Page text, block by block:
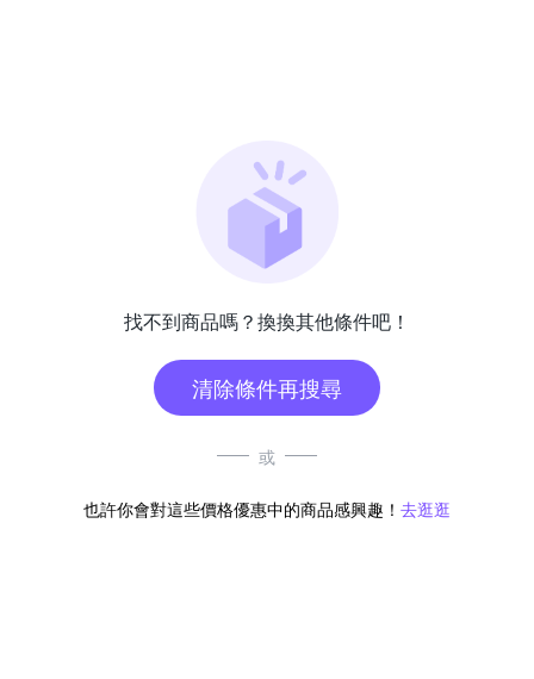
找不到商品嗎？換換其他條件吧！
清除條件再搜尋
或
也許你會對這些價格優惠中的商品感興趣！ 去逛逛